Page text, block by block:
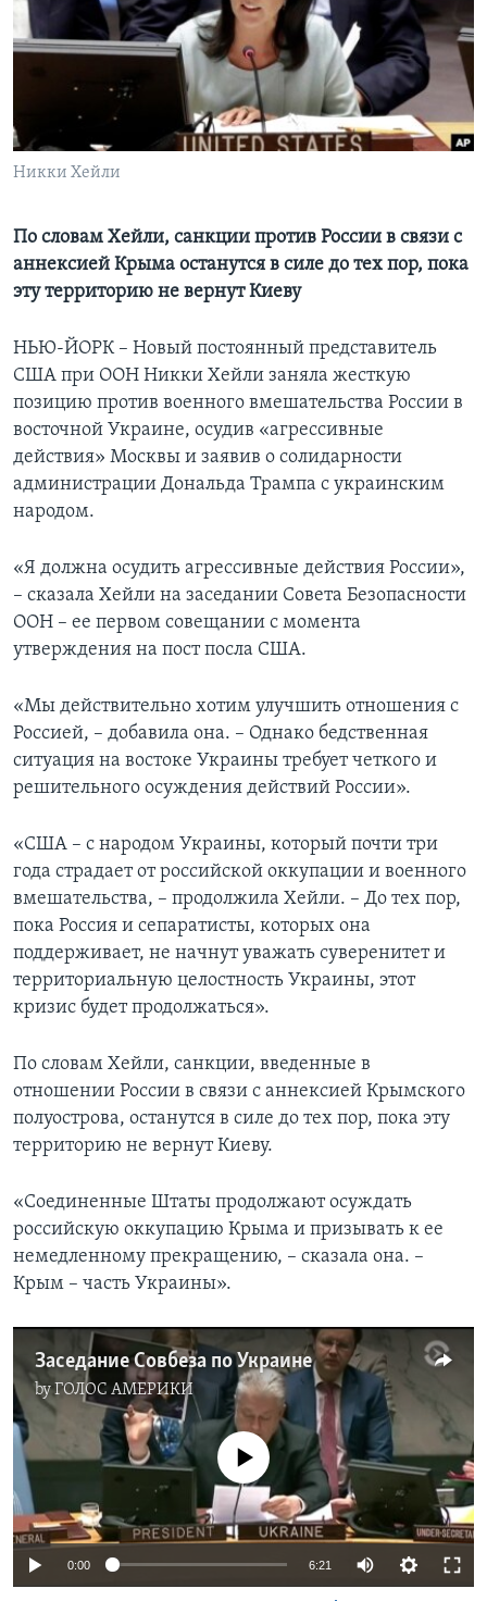
Learning English
СОЦИАЛЬНЫЕ СЕТИ
Никки Хейли
По словам Хейли, санкции против России в связи с
аннексией Крыма останутся в силе до тех пор, пока
эту территорию не вернут Киеву
НЬЮ-ЙОРК – Новый постоянный представитель
США при ООН Никки Хейли заняла жесткую
позицию против военного вмешательства России в
восточной Украине, осудив «агрессивные
действия» Москвы и заявив о солидарности
администрации Дональда Трампа с украинским
народом.
«Я должна осудить агрессивные действия России»,
– сказала Хейли на заседании Совета Безопасности
ООН – ее первом совещании с момента
утверждения на пост посла США.
«Мы действительно хотим улучшить отношения с
Россией, – добавила она. – Однако бедственная
ситуация на востоке Украины требует четкого и
решительного осуждения действий России».
«США – с народом Украины, который почти три
года страдает от российской оккупации и военного
вмешательства, – продолжила Хейли. – До тех пор,
пока Россия и сепаратисты, которых она
поддерживает, не начнут уважать суверенитет и
территориальную целостность Украины, этот
кризис будет продолжаться».
По словам Хейли, санкции, введенные в
отношении России в связи с аннексией Крымского
полуострова, останутся в силе до тех пор, пока эту
территорию не вернут Киеву.
«Соединенные Штаты продолжают осуждать
российскую оккупацию Крыма и призывать к ее
немедленному прекращению, – сказала она. –
Крым – часть Украины».
Заседание Совбеза по Украине
byГОЛОС АМЕРИКИ
No media source currently available
0:00 6:21